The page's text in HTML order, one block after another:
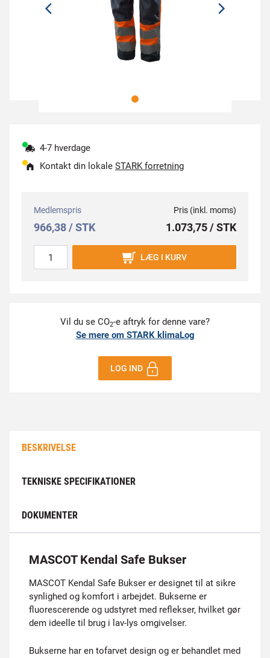
4-7 hverdage
Kontakt din lokale STARK forretning
Medlemspris
966,38 / STK
Pris (inkl. moms)
1.073,75 / STK
LÆG I KURV
Vil du se CO2-e aftryk for denne vare?
Se mere om STARK klimaLog
LOG IND
BESKRIVELSE
TEKNISKE SPECIFIKATIONER
DOKUMENTER
MASCOT Kendal Safe Bukser
MASCOT Kendal Safe Bukser er designet til at sikre
synlighed og komfort i arbejdet. Bukserne er
fluorescerende og udstyret med reflekser, hvilket gør
dem ideelle til brug i lav-lys omgivelser.
Bukserne har en tofarvet design og er behandlet med